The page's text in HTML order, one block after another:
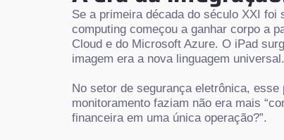
Se a primeira década do século XXI foi
computing começou a ganhar corpo a
Cloud e do Microsoft Azure. O iPad
imagem era a nova linguagem
No setor de segurança eletrônica,
monitoramento faziam não era mais
financeira em uma única operação?”.